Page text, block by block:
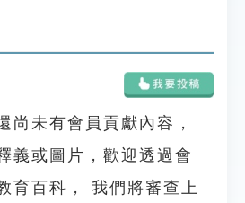
尚未有會員貢獻內容，
義或圖片，歡迎透過會
育百科， 我們將審查上